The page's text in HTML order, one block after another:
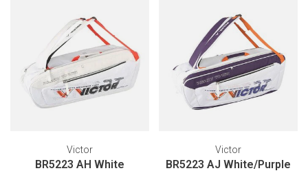
Victor
BR5223 AH White
Victor
BR5223 AJ White/Purple